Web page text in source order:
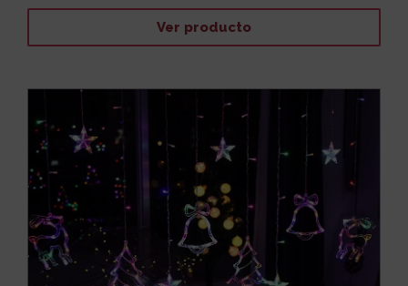
Ver producto